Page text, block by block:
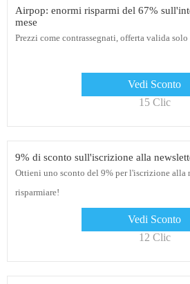
Airpop: enormi risparmi del 67%
mese
Prezzi come contrassegnati, offerta valida
Vedi Sconto
15 Clic
9% di sconto sull'iscrizione alla
Ottieni uno sconto del 9% per l'iscrizione alla
risparmiare!
Vedi Sconto
12 Clic